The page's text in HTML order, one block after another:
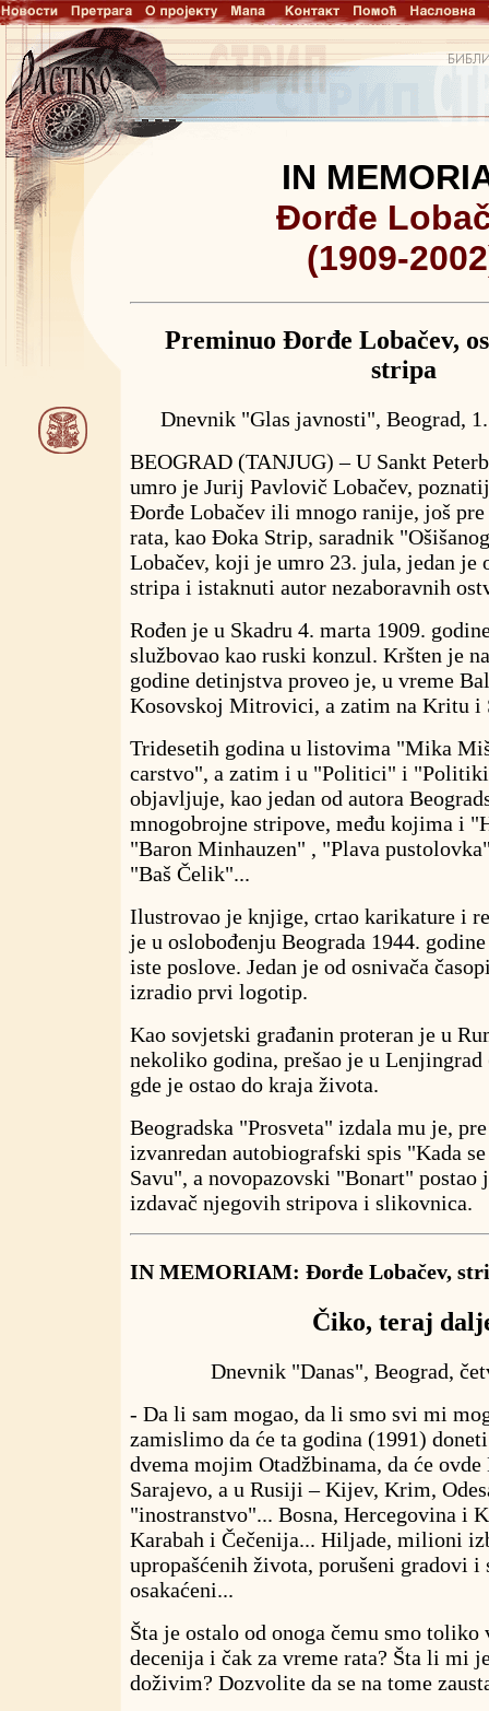
IN
Đorđe
(1909-
Preminuo Đorđe Lobačev,
stripa
Dnevnik "Glas javnosti", Beograd,
BEOGRAD (TANJUG) – U Sankt
umro je Jurij Pavlovič Lobačev,
Đorđe Lobačev ili mnogo ranije, još pre
rata, kao Đoka Strip, saradnik
Lobačev, koji je umro 23. jula, jedan je
stripa i istaknuti autor nezaboravnih
Rođen je u Skadru 4. marta 1909.
službovao kao ruski konzul. Kršten je
godine detinjstva proveo je, u vreme
Kosovskoj Mitrovici, a zatim na Kritu i
Tridesetih godina u listovima "Mika
carstvo", a zatim i u "Politici" i
objavljuje, kao jedan od autora
mnogobrojne stripove, među kojima i
"Baron Minhauzen" , "Plava
"Baš Čelik"...
Ilustrovao je knjige, crtao karikature i
je u oslobođenju Beograda 1944.
iste poslove. Jedan je od osnivača
izradio prvi logotip.
Kao sovjetski građanin proteran je u
nekoliko godina, prešao je u Lenjingrad
gde je ostao do kraja života.
Beogradska "Prosveta" izdala mu je,
izvanredan autobiografski spis "Kada
Savu", a novopazovski "Bonart" postao
izdavač njegovih stripova i slikovnica.
IN MEMORIAM: Đorđe Lobačev,
Čiko, teraj
Dnevnik "Danas", Beograd,
- Da li sam mogao, da li smo svi mi
zamislimo da će ta godina (1991)
dvema mojim Otadžbinama, da će
Sarajevo, a u Rusiji – Kijev, Krim,
"inostranstvo"... Bosna, Hercegovina i
Karabah i Čečenija... Hiljade, milioni
upropašćenih života, porušeni gradovi i
osakaćeni...
Šta je ostalo od onoga čemu smo toliko
decenija i čak za vreme rata? Šta li mi
doživim? Dozvolite da se na tome